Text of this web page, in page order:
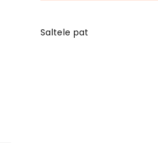
Saltele pat